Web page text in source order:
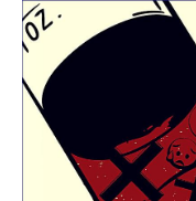
ARCHIV
ROZHOVORY
TÉMATA
NEJČTENĚJŠÍ ZA 7 DNÍ